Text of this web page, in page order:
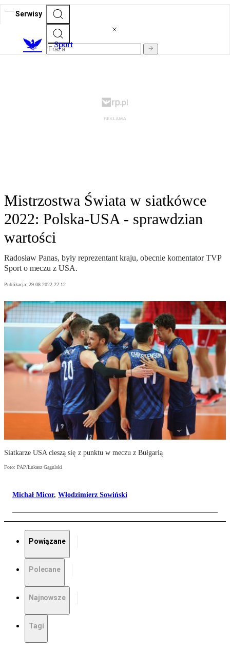
Serwisy
Sport
Mistrzostwa Świata w siatkówce
2022: Polska-USA - sprawdzian
wartości
Radosław Panas, były reprezentant kraju, obecnie komentator TVP
Sport o meczu z USA.
Publikacja: 29.08.2022 22:12
Siatkarze USA cieszą się z punktu w meczu z Bułgarią
Foto: PAP/Łukasz Gągulski
Michał Micor, Włodzimierz Sowiński
Powiązane
Polecane
Najnowsze
Tagi